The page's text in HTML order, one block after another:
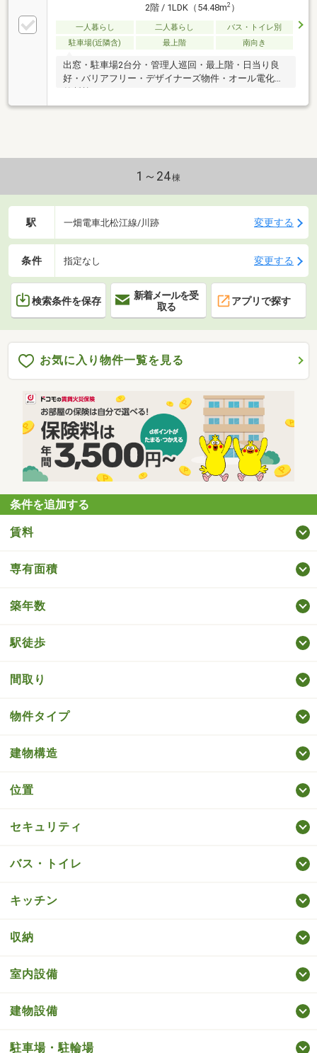
2階 / 1LDK（54.48m2）
一人暮らし 二人暮らし
バス・トイレ別
駐車場(近隣含)
最上階 南向き
出窓・駐車場2台分・管理人巡回・最上階・日当り良
好・バリアフリー・デザイナーズ物件・オール電化・
1～24棟
駅 一畑電車北松江線/川跡 変更する
条件 指定なし 変更する
検索条件を保存
新着メールを受
取る
アプリで探す
お気に入り物件一覧を見る
条件を追加する
賃料
専有面積
築年数
駅徒歩
間取り
物件タイプ
建物構造
位置
セキュリティ
バス・トイレ
キッチン
収納
室内設備
建物設備
駐車場・駐輪場